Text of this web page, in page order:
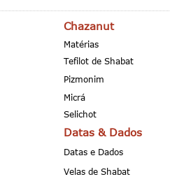
Chazanut
Matérias
Tefilot de Shabat
Pizmonim
Micrá
Selichot
Datas & Dados
Datas e Dados
Velas de Shabat